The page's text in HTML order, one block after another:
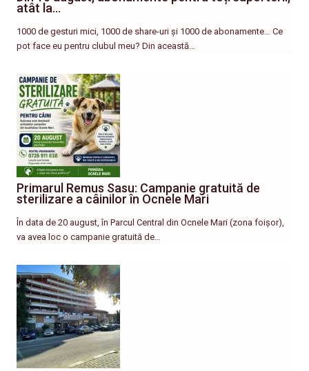
atât la…
1000 de gesturi mici, 1000 de share-uri și 1000 de abonamente… Ce
pot face eu pentru clubul meu? Din această…
Primarul Remus Sasu: Campanie gratuită de
sterilizare a câinilor în Ocnele Mari
În data de 20 august, în Parcul Central din Ocnele Mari (zona foișor),
va avea loc o campanie gratuită de…